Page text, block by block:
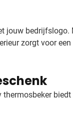
jouw
zorgt voor